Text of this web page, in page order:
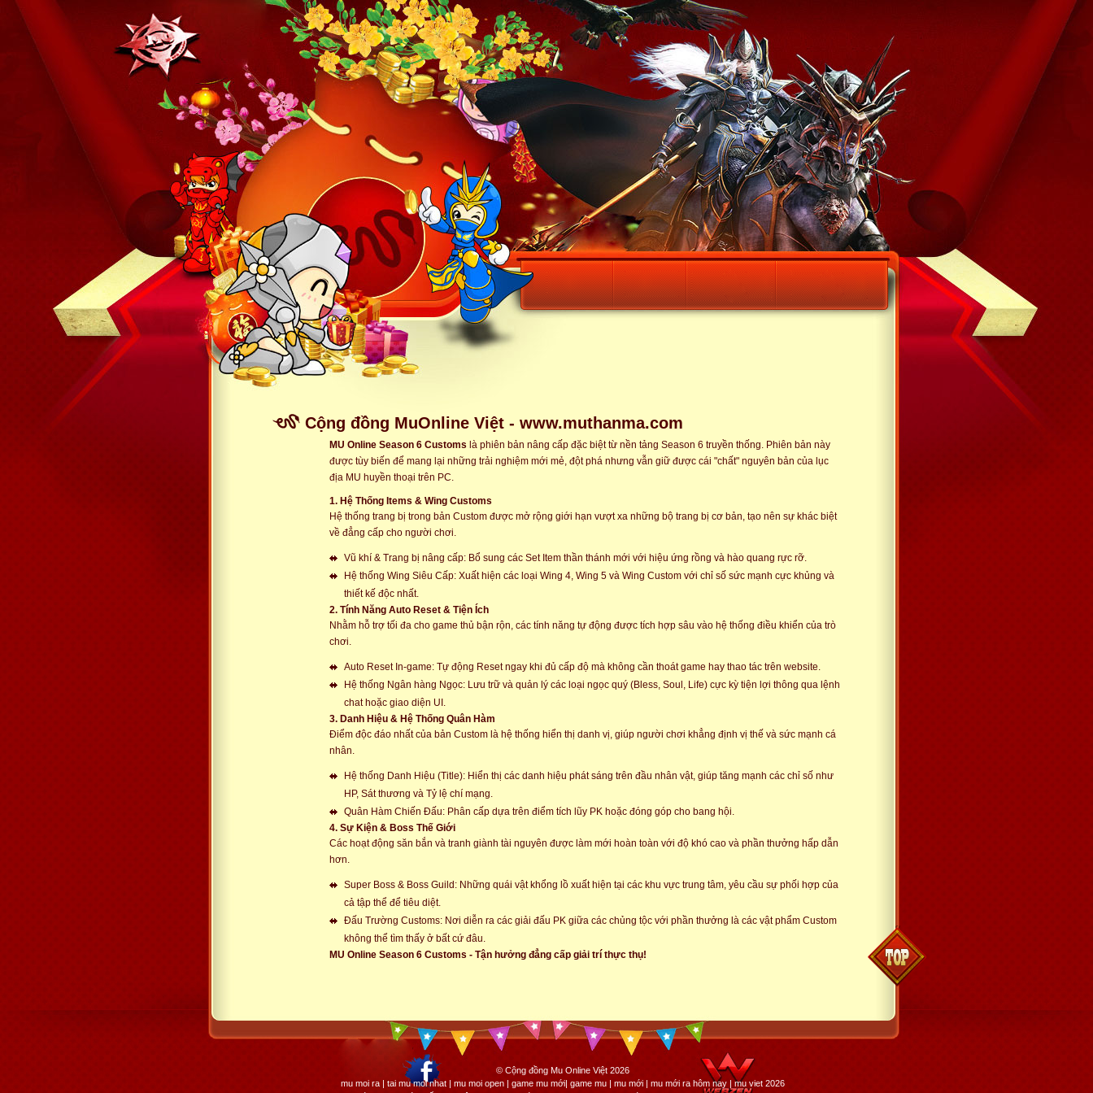
Cộng đồng MuOnline Việt - www.muthanma.com
MU Online Season 6 Customs là phiên bản nâng cấp đặc biệt từ nền tảng Season 6 truyền thống. Phiên bản này
được tùy biến để mang lại những trải nghiệm mới mẻ, đột phá nhưng vẫn giữ được cái "chất" nguyên bản của lục
địa MU huyền thoại trên PC.
1. Hệ Thống Items & Wing Customs
Hệ thống trang bị trong bản Custom được mở rộng giới hạn vượt xa những bộ trang bị cơ bản, tạo nên sự khác biệt
về đẳng cấp cho người chơi.
Vũ khí & Trang bị nâng cấp: Bổ sung các Set Item thần thánh mới với hiệu ứng rồng và hào quang rực rỡ.
Hệ thống Wing Siêu Cấp: Xuất hiện các loại Wing 4, Wing 5 và Wing Custom với chỉ số sức mạnh cực khủng và
thiết kế độc nhất.
2. Tính Năng Auto Reset & Tiện Ích
Nhằm hỗ trợ tối đa cho game thủ bận rộn, các tính năng tự động được tích hợp sâu vào hệ thống điều khiển của trò
chơi.
Auto Reset In-game: Tự động Reset ngay khi đủ cấp độ mà không cần thoát game hay thao tác trên website.
Hệ thống Ngân hàng Ngọc: Lưu trữ và quản lý các loại ngọc quý (Bless, Soul, Life) cực kỳ tiện lợi thông qua lệnh
chat hoặc giao diện UI.
3. Danh Hiệu & Hệ Thống Quân Hàm
Điểm độc đáo nhất của bản Custom là hệ thống hiển thị danh vị, giúp người chơi khẳng định vị thế và sức mạnh cá
nhân.
Hệ thống Danh Hiệu (Title): Hiển thị các danh hiệu phát sáng trên đầu nhân vật, giúp tăng mạnh các chỉ số như
HP, Sát thương và Tỷ lệ chí mạng.
Quân Hàm Chiến Đấu: Phân cấp dựa trên điểm tích lũy PK hoặc đóng góp cho bang hội.
4. Sự Kiện & Boss Thế Giới
Các hoạt động săn bắn và tranh giành tài nguyên được làm mới hoàn toàn với độ khó cao và phần thưởng hấp dẫn
hơn.
Super Boss & Boss Guild: Những quái vật khổng lồ xuất hiện tại các khu vực trung tâm, yêu cầu sự phối hợp của
cả tập thể để tiêu diệt.
Đấu Trường Customs: Nơi diễn ra các giải đấu PK giữa các chủng tộc với phần thưởng là các vật phẩm Custom
không thể tìm thấy ở bất cứ đâu.
MU Online Season 6 Customs - Tận hưởng đẳng cấp giải trí thực thụ!
© Cộng đồng Mu Online Việt 2026
mu moi ra | tai mu moi nhat | mu moi open | game mu mới| game mu | mu mới | mu mới ra hôm nay | mu viet 2026